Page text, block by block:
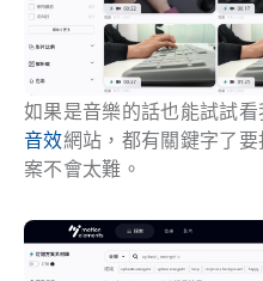
如果是音樂的話也能試試看
音效網站，都有關鍵字了
案不會太難。